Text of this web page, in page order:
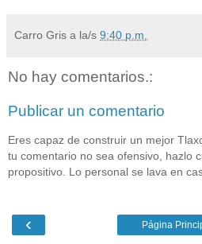
Carro Gris a la/s 9:40 p.m.
No hay comentarios.:
Publicar un comentario
Eres capaz de construir un mejor
tu comentario no sea ofensivo, hazlo
propositivo. Lo personal se lava en
‹ Página